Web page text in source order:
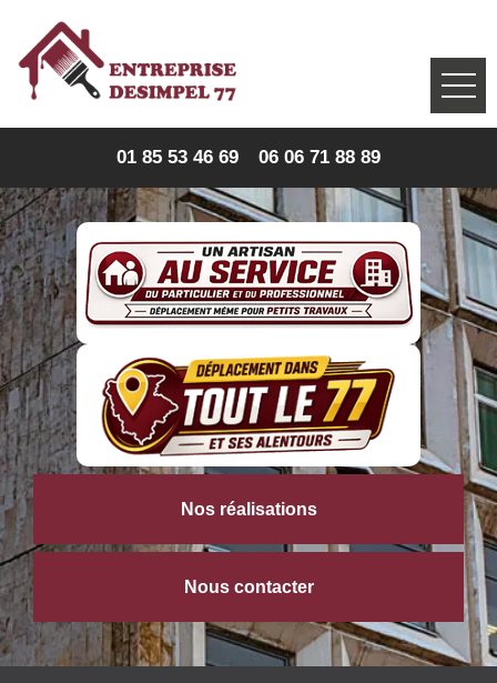
01 85 53 46 69 06 06 71 88 89
Nos réalisations
Nous contacter